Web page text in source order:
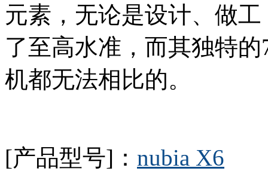
元素，无论是设计、做
了至高水准，而其独特
机都无法相比的。
[产品型号]： nubia X6